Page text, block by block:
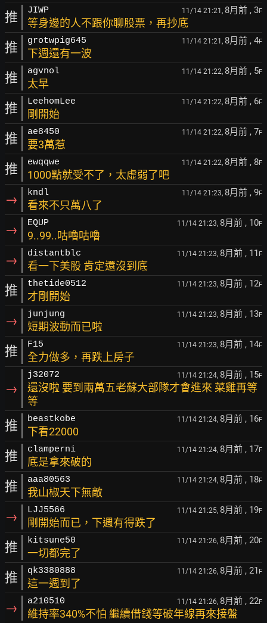
推 JIWP 11/14 21:21, 8月前 , 3F
等身邊的人不跟你聊股票，再抄底
推 grotwpig645 11/14 21:21, 8月前 , 4F
下週還有一波
推 agvnol 11/14 21:22, 8月前 , 5F
太早
推 LeehomLee 11/14 21:22, 8月前 , 6F
剛開始
推 ae8450 11/14 21:22, 8月前 , 7F
要3萬惹
推 ewqqwe 11/14 21:22, 8月前 , 8F
1000點就受不了，太虛弱了吧
→ kndl 11/14 21:23, 8月前 , 9F
看來不只萬八了
→ EQUP 11/14 21:23, 8月前 , 10F
9..99..咕嚕咕嚕
→ distantblc 11/14 21:23, 8月前 , 11 F
看一下美股 肯定還沒到底
推 thetide0512 11/14 21:23, 8月前 , 12F
才剛開始
→ junjung 11/14 21:23, 8月前 , 13F
短期波動而已啦
推 F15 11/14 21:23, 8月前 , 14F
全力做多，再跌上房子
→
j32072 11/14 21:24, 8月前 , 15F
還沒啦 要到兩萬五老蘇大部隊才會進來 菜雞再等
等
推 beastkobe 11/14 21:24, 8月前 , 16F
下看22000
推 clamperni 11/14 21:24, 8月前 , 17F
底是拿來破的
推 aaa80563 11/14 21:24, 8月前 , 18F
我山椒天下無敵
→ LJJ5566 11/14 21:25, 8月前 , 19F
剛開始而已，下週有得跌了
推 kitsune50 11/14 21:26, 8月前 , 20F
一切都完了
推 qk3380888 11/14 21:26, 8月前 , 21 F
這一週到了
→ a210510 11/14 21:26, 8月前 , 22F
維持率340%不怕 繼續借錢等破年線再來接盤